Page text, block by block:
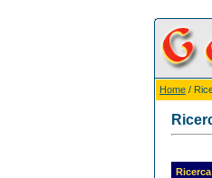
Home /
Ricerca